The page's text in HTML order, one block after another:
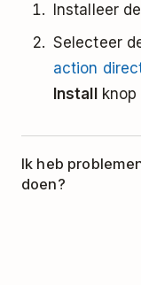
Installeer de
Selecteer
action
Install
knop
Ik heb
doen?